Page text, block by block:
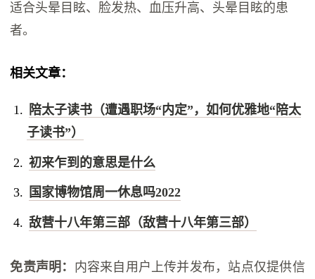
适合头晕目眩、脸发热、血压升高、头晕目眩的患
者。
相关文章：
陪太子读书（遭遇职场“内定”，如何优雅地“陪太
子读书”）
初来乍到的意思是什么
国家博物馆周一休息吗2022
敌营十八年第三部（敌营十八年第三部）
免责声明： 内容来自用户上传并发布，站点仅提供信